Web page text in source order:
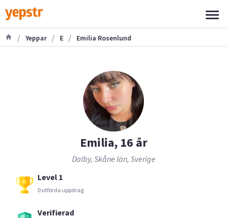
/ Yeppar / E / Emilia Rosenlund
Emilia, 16 år
Dalby, Skåne län, Sverige
Level 1
0 utförda uppdrag
Verifierad